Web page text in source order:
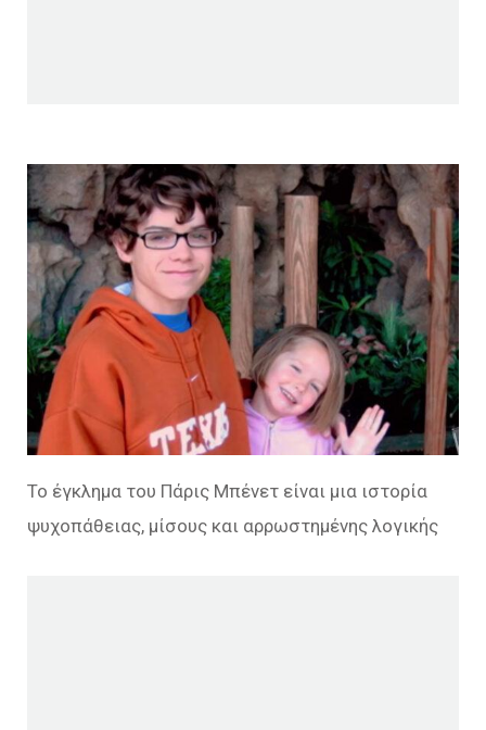
Το έγκλημα του Πάρις Μπένετ είναι μια ιστορία
ψυχοπάθειας, μίσους και αρρωστημένης λογικής